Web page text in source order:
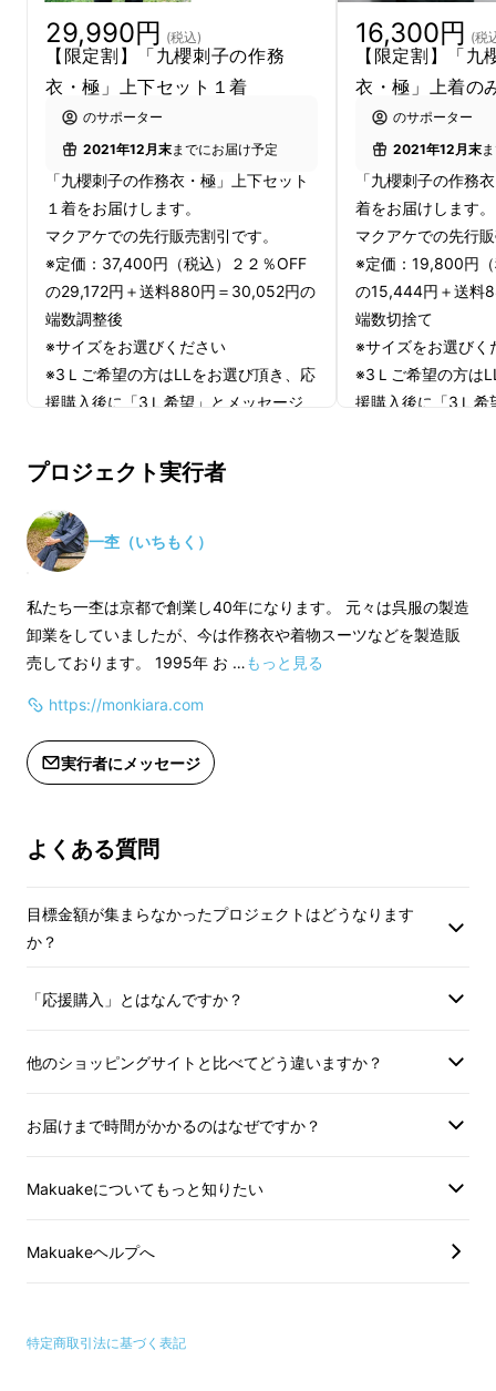
Ｌサイズ着用（モデル身長１７９ｃｍ、体重７
29,990円 (税込)
【限定割】「九櫻刺子の作務
衣・極」上下セット１着
のサポーター
2021年12月末までにお届け予定
「九櫻刺子の作務衣・極」上下セット
１着をお届けします。
マクアケでの先行販売割引です。
※定価：37,400円（税込）２２％OFF
の29,172円＋送料880円＝30,052円の
端数調整後
※サイズをお選びください
※3Ｌご希望の方はLLをお選び頂き、応
援購入後に「3Ｌ希望」とメッセージ
※名入れご希望の方はご記入ください
※ギフトラッピングご希望の方はお選
びください
16,300円 (税
【限定割】「九
衣・極」上着の
のサポーター
2021年12月末
「九櫻刺子の作務
着をお届けします。
マクアケでの先行
※定価：19,800円
の15,444円＋送料
端数切捨て
※サイズをお選びく
※3Ｌご希望の方は
援購入後に「3Ｌ希
プロジェクト実行者
一杢（いちもく）
私たち一杢は京都で創業し40年になります。 元々は呉服の製造
卸業をしていましたが、今は作務衣や着物スーツなどを製造販
売しております。 1995年 お …もっと見る
https://monkiara.com
実行者にメッセージ
よくある質問
目標金額が集まらなかったプロジェクトはどうなります
か？
「応援購入」とはなんですか？
他のショッピングサイトと比べてどう違いますか？
お届けまで時間がかかるのはなぜですか？
Makuakeについてもっと知りたい
Makuakeヘルプへ
特定商取引法に基づく表記